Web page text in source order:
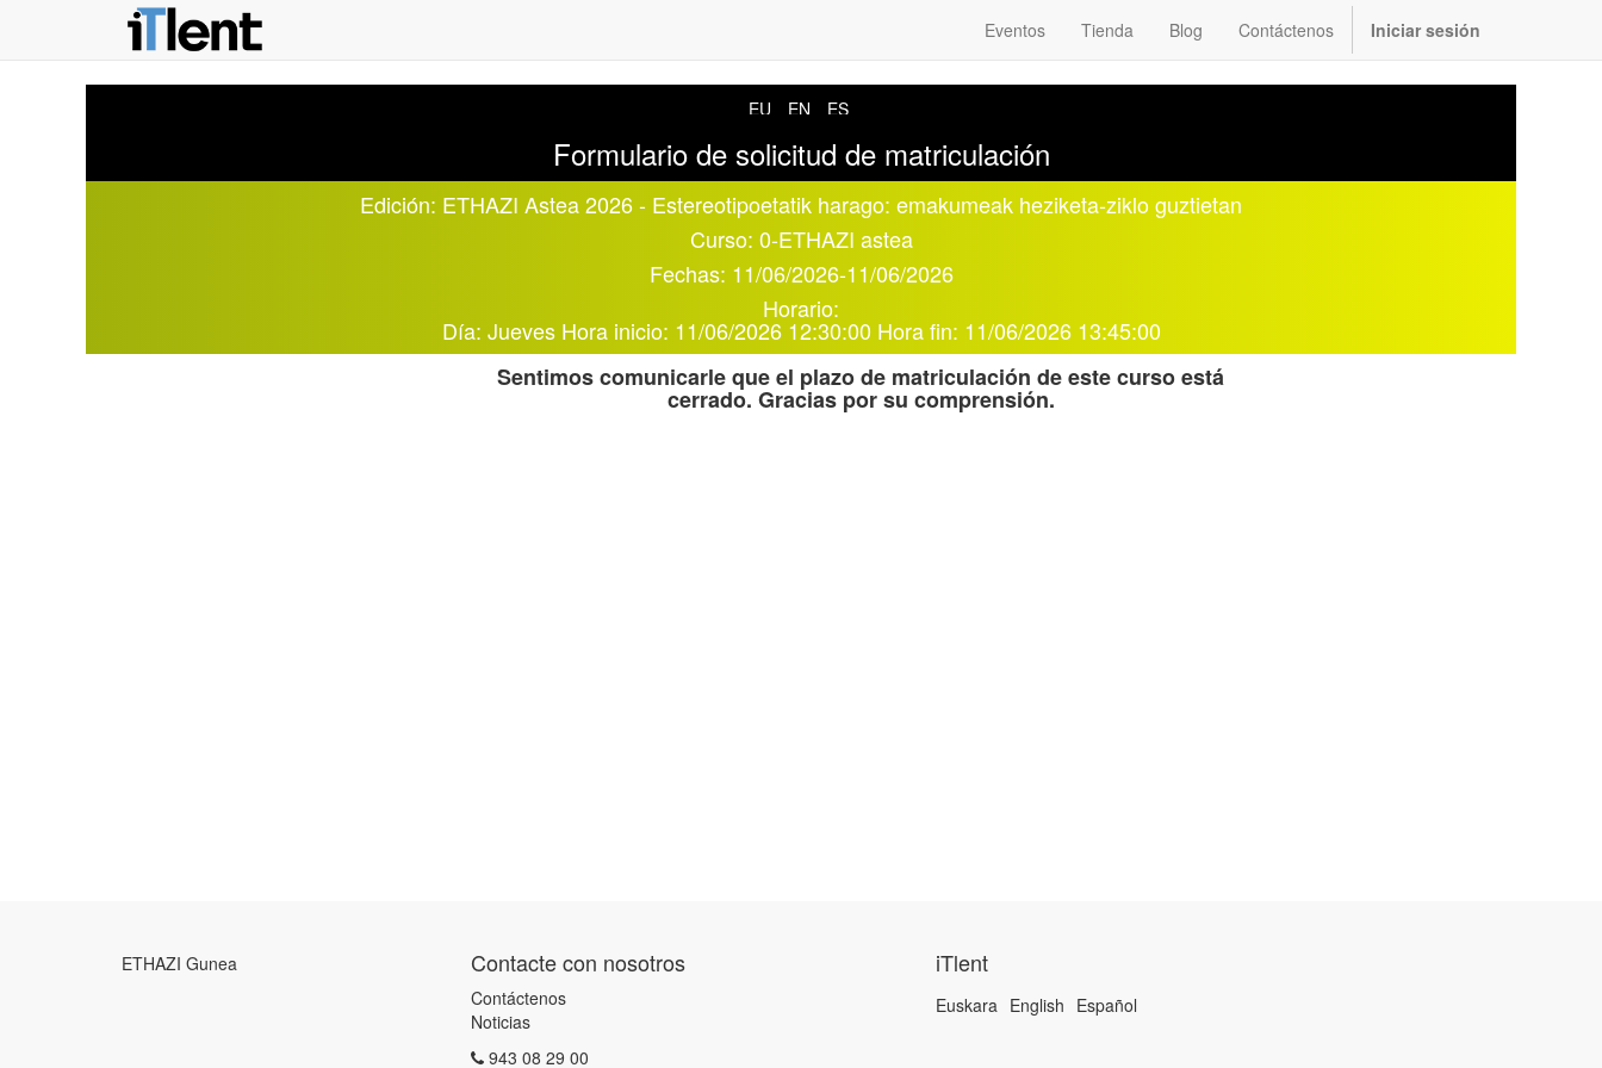
Eventos Tienda Blog Contáctenos Iniciar sesión
EU EN ES
Formulario de solicitud de matriculación
Edición: ETHAZI Astea 2026 - Estereotipoetatik harago: emakumeak heziketa‑ziklo guztietan
Curso: 0-ETHAZI astea
Fechas: 11/06/2026-11/06/2026
Horario:
Día: Jueves Hora inicio: 11/06/2026 12:30:00 Hora fin: 11/06/2026 13:45:00
Sentimos comunicarle que el plazo de matriculación de este curso está
cerrado. Gracias por su comprensión.
ETHAZI Gunea Contacte con nosotros
Contáctenos
Noticias
943 08 29 00
iTlent
Euskara English Español